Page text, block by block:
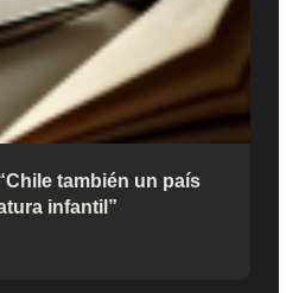
también un país
infantil”